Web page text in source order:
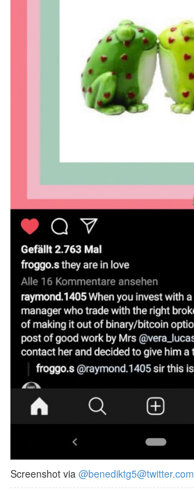
Screenshot via @benediktg5@twitter.com